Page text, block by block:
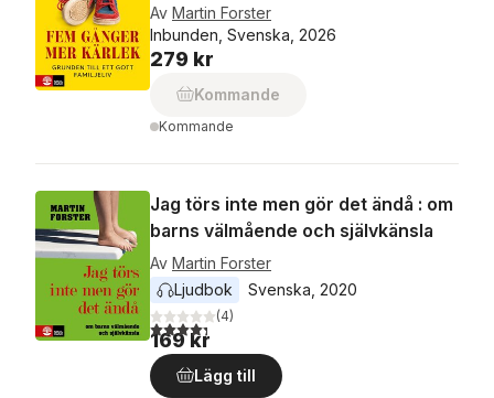
Av Martin Forster
Inbunden, Svenska, 2026
279 kr
Kommande
Kommande
Jag törs inte men gör det ändå : om
barns välmående och självkänsla
Av Martin Forster
Ljudbok
Svenska 2020
4,3utav 5 stjärnor. Totalt antal röster:
(4)
169 kr
Lägg till